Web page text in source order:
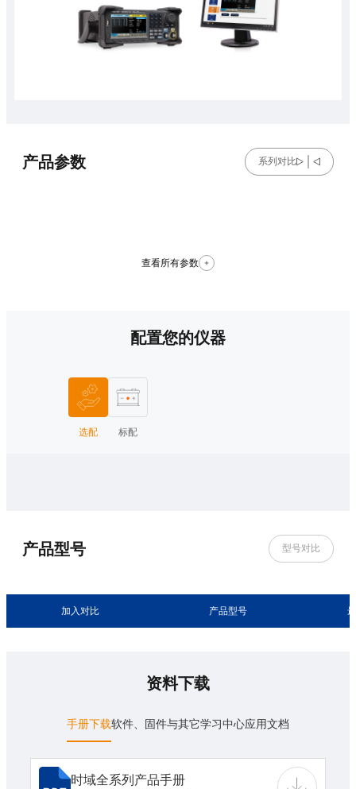
产品参数 系列对比
查看所有参数
配置您的仪器
选配 标配
产品型号 型号对比
加入对比 产品型号
资料下载
手册下载软件、固件与其它学习中心应用文档
时域全系列产品手册